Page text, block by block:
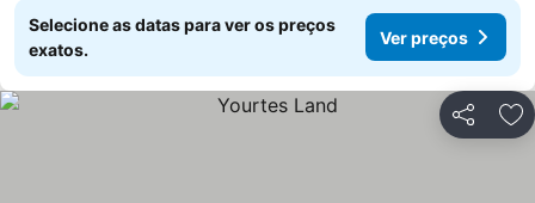
Selecione as datas para ver os preços
exatos.
Ver preços
Partilhar